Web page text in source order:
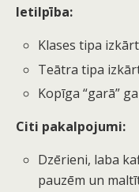
Ietilpība:
Klases tipa
Teātra tipa
Kopīga “garā”
Citi pakalpojumi:
Dzērieni, laba
pauzēm un